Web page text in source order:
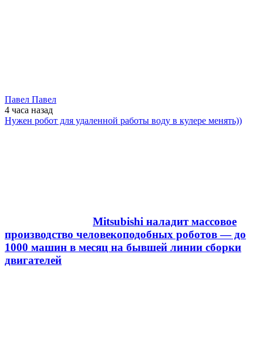
Павел Павел
4 часа назад
Нужен робот для удаленной работы воду в кулере менять))
Mitsubishi наладит массовое
производство человекоподобных роботов — до
1000 машин в месяц на бывшей линии сборки
двигателей